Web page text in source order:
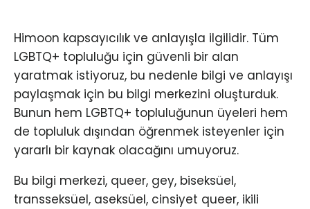
Himoon kapsayıcılık ve anlayışla ilgilidir. Tüm
LGBTQ+ topluluğu için güvenli bir alan
yaratmak istiyoruz, bu nedenle bilgi ve anlayışı
paylaşmak için bu bilgi merkezini oluşturduk.
Bunun hem LGBTQ+ topluluğunun üyeleri hem
de topluluk dışından öğrenmek isteyenler için
yararlı bir kaynak olacağını umuyoruz.
Bu bilgi merkezi, queer, gey, biseksüel,
transseksüel, aseksüel, cinsiyet queer, ikili